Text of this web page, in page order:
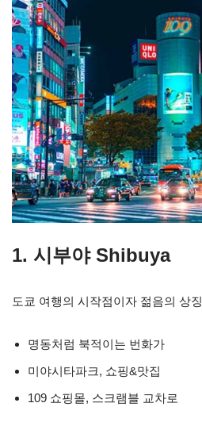
1. 시부야 Shibuya
도쿄 여행의 시작점이자 젊음의 상징
명동처럼 북적이는 번화가
미야시타파크, 쇼핑&맛집
109 쇼핑몰, 스크램블 교차로